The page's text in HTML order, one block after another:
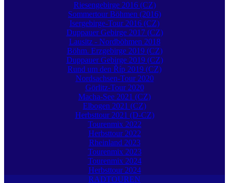
Riesengebirge 2016 (CZ)
Sommertour Böhmen (2016)
Isergebirge-Tour 2016 (CZ)
Duppauer Gebirge 2017 (CZ)
Lausitz - Nordböhmen 2018
Böhm. Erzgebirge 2019 (CZ)
Duppauer Gebirge 2019 (CZ)
Rund um den Říp 2019 (CZ)
Nordsachsen-Tour 2020
Görlitz-Tour 2020
Macha-See 2021 (CZ)
Elbogen 2021 (CZ)
Herbsttour 2021 (D-CZ)
Tourenmix 2022
Herbsttour 2022
Rheinland 2023
Tourenmix 2023
Tourenmix 2024
Herbsttour 2024
RADTOUREN